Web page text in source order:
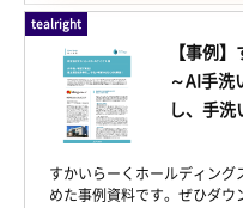
tealright
【事例
～AI手洗
し、手洗
すかいらーくホールディング
めた事例資料です。ぜひダウ